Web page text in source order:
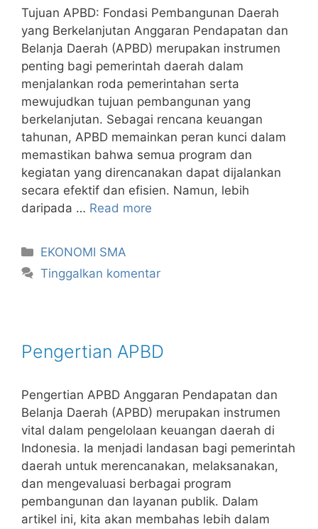
Tujuan APBD: Fondasi Pembangunan Daerah
yang Berkelanjutan Anggaran Pendapatan dan
Belanja Daerah (APBD) merupakan instrumen
penting bagi pemerintah daerah dalam
menjalankan roda pemerintahan serta
mewujudkan tujuan pembangunan yang
berkelanjutan. Sebagai rencana keuangan
tahunan, APBD memainkan peran kunci dalam
memastikan bahwa semua program dan
kegiatan yang direncanakan dapat dijalankan
secara efektif dan efisien. Namun, lebih
daripada … Read more
Kategori
EKONOMI SMA
Tinggalkan komentar
Pengertian APBD
Pengertian APBD Anggaran Pendapatan dan
Belanja Daerah (APBD) merupakan instrumen
vital dalam pengelolaan keuangan daerah di
Indonesia. Ia menjadi landasan bagi pemerintah
daerah untuk merencanakan, melaksanakan,
dan mengevaluasi berbagai program
pembangunan dan layanan publik. Dalam
artikel ini, kita akan membahas lebih dalam